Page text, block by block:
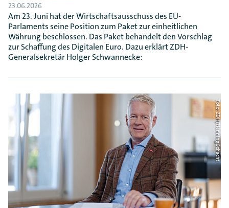
23.06.2026
Am 23. Juni hat der Wirtschaftsausschuss des EU-
Parlaments seine Position zum Paket zur einheitlichen
Währung beschlossen. Das Paket behandelt den Vorschlag
zur Schaffung des Digitalen Euro. Dazu erklärt ZDH-
Generalsekretär Holger Schwannecke:
Foto: ZDH/Henning Schacht